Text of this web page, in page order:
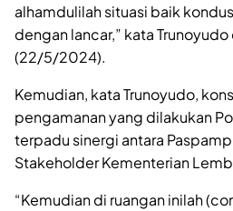
alhamdulilah situasi baik
dengan lancar,” kata Trunoyudo
(22/5/2024).
Kemudian, kata Trunoyudo,
pengamanan yang dilakukan
terpadu sinergi antara
Stakeholder Kementerian
“Kemudian di ruangan inilah